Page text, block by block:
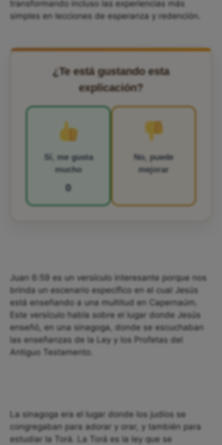
transformando incluso las experiencias más
simples en lecciones de esperanza y redención.
¿Te está gustando esta
explicación?
Sí, me gusta
mucho
0
No, puede
mejorar
Juan 6:59 es un versículo interesante porque nos
brinda un escenario específico en el cual Jesús
está enseñando a una multitud en Capernaúm.
Este versículo habla sobre el lugar donde Jesús
enseñó, en una sinagoga, donde se escuchaban
las enseñanzas de la Ley y los Profetas del
Antiguo Testamento.
La sinagoga era el lugar donde los judíos se
congregaban para adorar y orar, y también para
estudiar la Torá. La Torá es la ley que se